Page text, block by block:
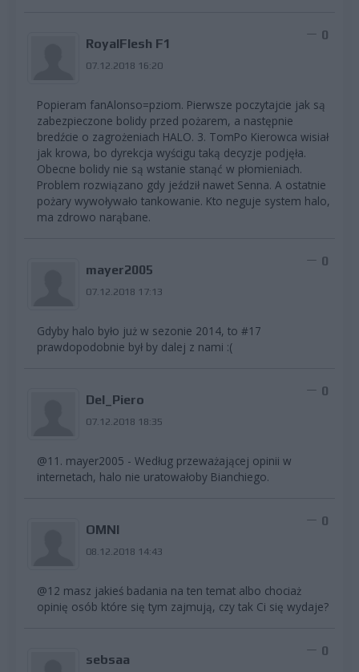
RoyalFlesh F1
07.12.2018 16:20
0
Popieram fanAlonso=pziom. Pierwsze poczytajcie jak są
zabezpieczone bolidy przed pożarem, a następnie
bredźcie o zagrożeniach HALO. 3. TomPo Kierowca wisiał
jak krowa, bo dyrekcja wyścigu taką decyzje podjęła.
Obecne bolidy nie są wstanie stanąć w płomieniach.
Problem rozwiązano gdy jeździł nawet Senna. A ostatnie
pożary wywoływało tankowanie. Kto neguje system halo,
ma zdrowo narąbane.
mayer2005
07.12.2018 17:13
0
Gdyby halo było już w sezonie 2014, to #17
prawdopodobnie był by dalej z nami :(
Del_Piero
07.12.2018 18:35
0
@11. mayer2005 - Według przeważającej opinii w
internetach, halo nie uratowałoby Bianchiego.
OMNI
08.12.2018 14:43
0
@12 masz jakieś badania na ten temat albo chociaż
opinię osób które się tym zajmują, czy tak Ci się wydaje?
sebsaa
0